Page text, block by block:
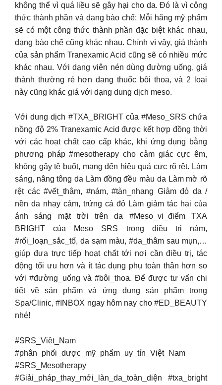
không thể vì quá liều sẽ gây hại cho da. Đó là vì công
thức thành phần và dạng bào chế: Mỗi hãng mỹ phẩm
sẽ có một công thức thành phần đặc biệt khác nhau,
dạng bào chế cũng khác nhau. Chính vì vậy, giá thành
của sản phẩm Tranexamic Acid cũng sẽ có nhiều mức
khác nhau. Với dạng viên nén dùng đường uống, giá
thành thường rẻ hơn dạng thuốc bôi thoa, và 2 loại
này cũng khác giá với dạng dung dịch meso.
Với dung dịch #TXA_BRIGHT của #Meso_SRS chứa
nồng độ 2% Tranexamic Acid được kết hợp đồng thời
với các hoạt chất cao cấp khác, khi ứng dụng bằng
phương pháp #mesotherapy cho cảm giác cực êm,
không gây tê buốt, mang đến hiệu quả cực rõ rệt. Làm
sáng, nâng tông da Làm đồng đều màu da Làm mờ rõ
rệt các #vết_thâm, #nám, #tàn_nhang Giảm đỏ da /
nền da nhạy cảm, trứng cá đỏ Làm giảm tác hại của
ánh sáng mặt trời trên da #Meso_vi_điểm TXA
BRIGHT của Meso SRS trong điều trị nám,
#rối_loạn_sắc_tố, da sạm màu, #da_thâm sau mụn,…
giúp đưa trực tiếp hoạt chất tới nơi cần điều trị, tác
động tối ưu hơn và ít tác dụng phụ toàn thân hơn so
với #đường_uống và #bôi_thoa. Để được tư vấn chi
tiết về sản phẩm và ứng dụng sản phẩm trong
Spa/Clinic, #INBOX ngay hôm nay cho #ED_BEAUTY
nhé!
#SRS_Việt_Nam
#phân_phối_dược_mỹ_phẩm_uy_tín_Việt_Nam
#SRS_Mesotherapy
#Giải_pháp_thay_mới_làn_da_toàn_diện #txa_bright